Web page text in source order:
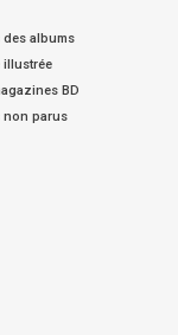
albums
illustrée
BD
non parus